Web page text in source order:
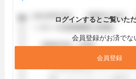
ログインするとご覧いた
会員登録がお済でな
会員登録